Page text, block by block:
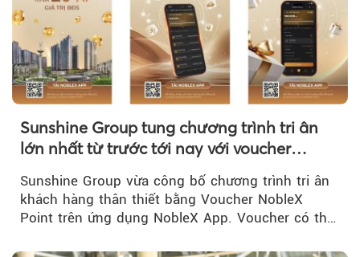
Sunshine Group tung chương trình tri ân
lớn nhất từ trước tới nay với voucher
Sunshine Group vừa công bố chương trình tri ân
khách hàng thân thiết bằng Voucher NobleX
Point trên ứng dụng NobleX App. Voucher có thể